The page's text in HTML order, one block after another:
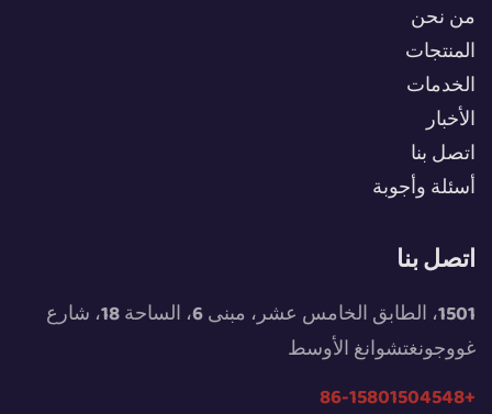
من نحن
المنتجات
الخدمات
الأخبار
اتصل بنا
أسئلة وأجوبة
اتصل بنا
1501، الطابق الخامس عشر، مبنى 6، الساحة 18، شارع
غووجونغتشوانغ الأوسط
+86-15801504548